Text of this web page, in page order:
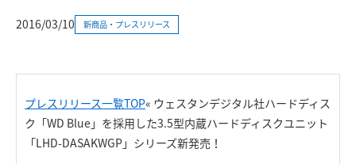
2016/03/10 新商品・プレスリリース
プレスリリース一覧TOP« ウェスタンデジタル社ハードディス
ク「WD Blue」を採用した3.5型内蔵ハードディスクユニット
「LHD-DASAKWGP」シリーズ新発売！